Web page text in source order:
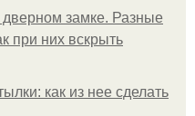
замке. Разные
при них вскрыть
как из нее сделать